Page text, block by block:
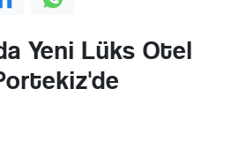
Yeni Lüks Otel